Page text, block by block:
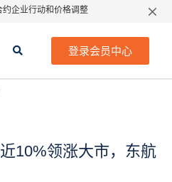
企业行动和价格调整
安全、有序、良性发展
登录会员中心
ATFX港股：阿里飙近10%领涨大
10%领涨大市，东航